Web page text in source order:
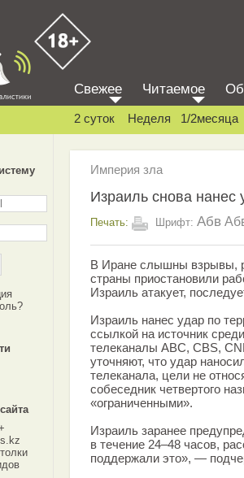
Свежее Читаемое
2 суток Неделя 1/2месяца
Империя зла
Израиль снова нанес
Печать: Шрифт: Абв
В Иране слышны взрывы,
страны приостановили
Израиль атакует,
Израиль нанес удар по
ссылкой на источник
телеканалы ABC, CBS,
уточняют, что удар
телеканала, цели не
собеседник четвертого
«ограниченными».
Израиль заранее
в течение 24–48 часов,
поддержали это», —